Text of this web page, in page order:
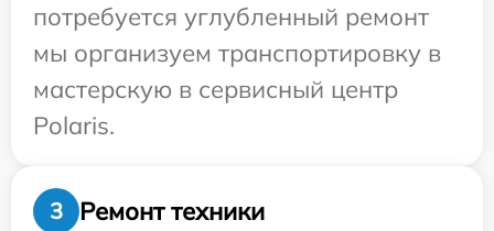
потребуется углубленный ремонт
мы организуем транспортировку в
мастерскую в сервисный центр
Polaris.
3 Ремонт техники